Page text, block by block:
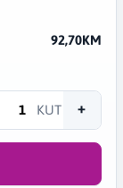
92,70KM
KUT +